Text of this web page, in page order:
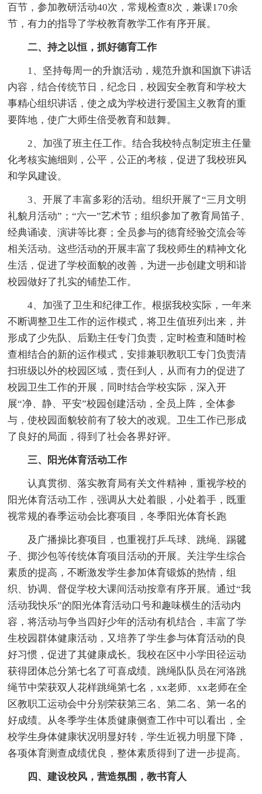
百节，参加教研活动40次，常规检查8次，兼课170余
节，有力的指导了学校教育教学工作有序开展。
二、持之以恒，抓好德育工作
1、坚持每周一的升旗活动，规范升旗和国旗下讲话
内容，结合传统节日，纪念日，校园安全教育和学校大
事精心组织讲话，使之成为学校进行爱国主义教育的重
要阵地，使广大师生倍受教育和鼓舞。
2、加强了班主任工作。结合我校特点制定班主任量
化考核实施细则，公平，公正的考核，促进了我校班风
和学风建设。
3、开展了丰富多彩的活动。组织开展了“三月文明
礼貌月活动”；“六一”艺术节；组织参加了教育局笛子、
经典诵读、演讲等比赛；全员参与的德育经验交流会等
相关活动。这些活动的开展丰富了我校师生的精神文化
生活，促进了学校面貌的改善，为进一步创建文明和谐
校园做好了扎实的铺垫工作。
4、加强了卫生和纪律工作。根据我校实际，一年来
不断调整卫生工作的运作模式，将卫生值班列出来，并
形成了少先队、后勤主任专门负责，定时检查和随时检
查相结合的新的运作模式，安排兼职教职工专门负责清
扫班级以外的校园区域，责任到人，从而有力的促进了
校园卫生工作的开展，同时结合学校实际，深入开
展“净、静、平安”校园创建活动，全员上阵，全体参
与，使校园面貌较前有了较大的改观。卫生工作已形成
了良好的局面，得到了社会各界好评。
三、阳光体育活动工作
认真贯彻、落实教育局有关文件精神，重视学校的
阳光体育活动工作，强调从大处着眼，小处着手，既重
视常规的春季运动会比赛项目，冬季阳光体育长跑
及广播操比赛项目，也重视打乒乓球、跳绳、踢毽
子、掷沙包等传统体育项目活动的开展。关注学生综合
素质的提高，不断激发学生参加体育锻炼的热情，组
织、协调、督促学校大课间活动按章有序开展。通过“我
活动我快乐”的阳光体育活动口号和趣味横生的活动内
容，将活动与争当四好少年的活动有机结合，丰富了学
生校园群体健康活动，又培养了学生参与体育活动的良
好习惯，促进了其健康成长。我校在区中小学田径运动
获得团体总分第七名了可喜成绩。跳绳队队员在河洛跳
绳节中荣获双人花样跳绳第七名，xx老师、xx老师在全
区教职工运动会中分别荣获第三名、第二名、第一名的
好成绩。从冬季学生体质健康侧查工作中可以看出，全
校学生身体健康状况明显好转，学生近视力明显下降，
各项体育测查成绩优良，整体素质得到了进一步提高。
四、建设校风，营造氛围，教书育人